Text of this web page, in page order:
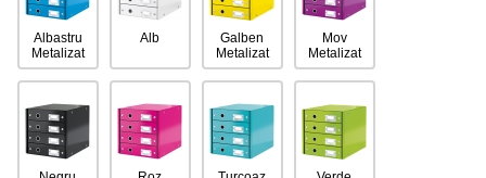
Albastru
Metalizat
Alb
Galben
Metalizat
Mov
Metalizat